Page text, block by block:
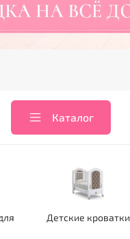
Каталог
Детские кроватки